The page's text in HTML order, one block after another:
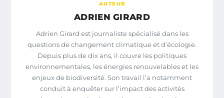
AUTEUR
ADRIEN GIRARD
Adrien Girard est journaliste spécialisé dans les
questions de changement climatique et d’écologie.
Depuis plus de dix ans, il couvre les politiques
environnementales, les énergies renouvelables et les
enjeux de biodiversité. Son travail l’a notamment
conduit à enquêter sur l’impact des activités